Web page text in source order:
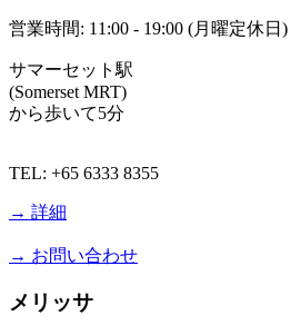
(水)BS日テレにて放映。モデ
☆【NHK】 2015年9月21日
(月)放送の「おとなの基礎英
した！
が紹介されました！4月23日
詳しく見る
営業時間: 11:00 - 19:00 (月曜定休日)
サマーセット駅
(Somerset MRT)
から歩いて5分
TEL: +65 6333 8355
→ 詳細
→ お問い合わせ
メリッサ